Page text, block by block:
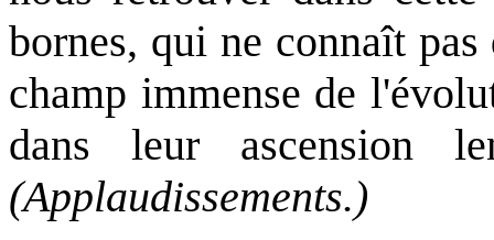
bornes, qui ne connaît
champ immense de
dans leur ascension
(Applaudissements.)